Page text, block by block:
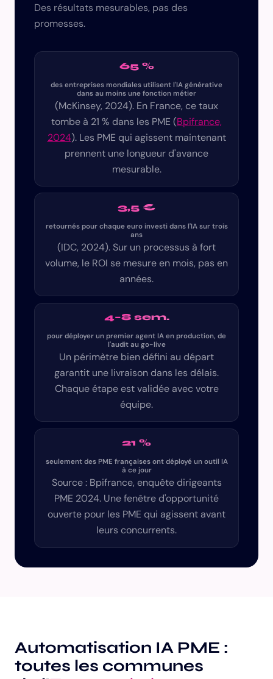
Des résultats mesurables, pas des
promesses.
65 %
des entreprises mondiales utilisent l'IA générative
dans au moins une fonction métier
(McKinsey, 2024). En France, ce taux
tombe à 21 % dans les PME (Bpifrance,
2024). Les PME qui agissent maintenant
prennent une longueur d'avance
mesurable.
3,5 €
retournés pour chaque euro investi dans l'IA sur trois
ans
(IDC, 2024). Sur un processus à fort
volume, le ROI se mesure en mois, pas en
années.
4–8 sem.
pour déployer un premier agent IA en production, de
l'audit au go-live
Un périmètre bien défini au départ
garantit une livraison dans les délais.
Chaque étape est validée avec votre
équipe.
21 %
seulement des PME françaises ont déployé un outil IA
à ce jour
Source : Bpifrance, enquête dirigeants
PME 2024. Une fenêtre d'opportunité
ouverte pour les PME qui agissent avant
leurs concurrents.
Automatisation IA PME :
toutes les communes